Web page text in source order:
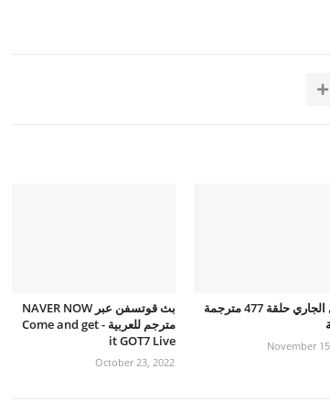
الرجل الجاري حلقة 477 مترجمة
November
بث قوتسفن عبر NAVER NOW
مترجم للعربية - Come and get
it GOT7 Live
October 23, 2022